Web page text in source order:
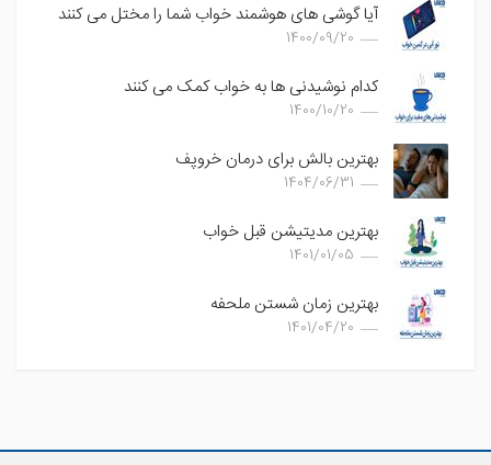
آیا گوشی های هوشمند خواب شما را مختل می کنند
1400/09/20
کدام نوشیدنی ها به خواب کمک می کنند
1400/10/20
بهترین بالش برای درمان خروپف
1404/06/31
بهترین مدیتیشن قبل خواب
1401/01/05
بهترین زمان شستن ملحفه
1401/04/20